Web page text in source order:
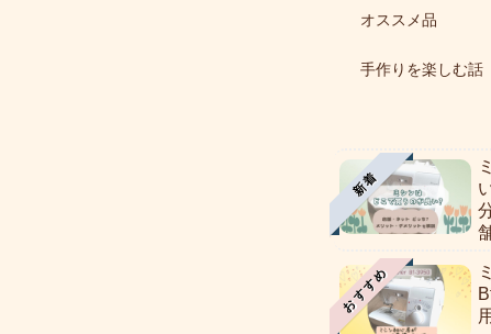
オススメ品
手作りを楽しむ話
新着
おすすめ